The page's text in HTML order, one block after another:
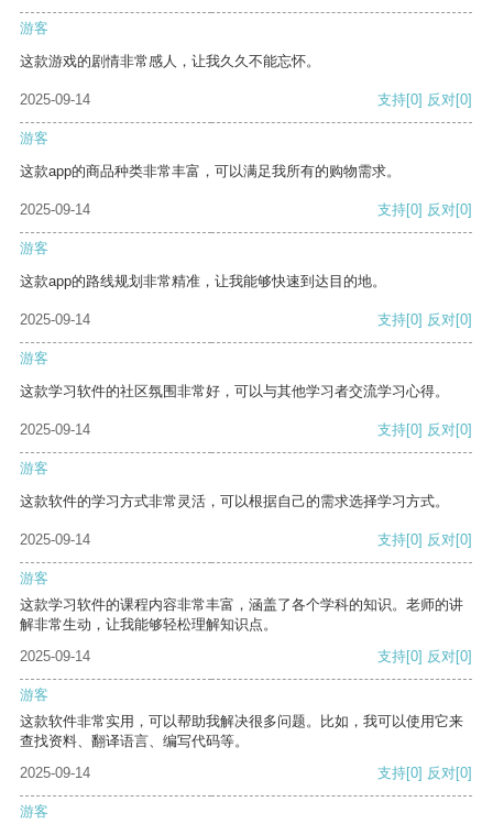
游客
这款游戏的剧情非常感人，让我久久不能忘怀。
2025-09-14 支持[0] 反对[0]
游客
这款app的商品种类非常丰富，可以满足我所有的购物需求。
2025-09-14 支持[0] 反对[0]
游客
这款app的路线规划非常精准，让我能够快速到达目的地。
2025-09-14 支持[0] 反对[0]
游客
这款学习软件的社区氛围非常好，可以与其他学习者交流学习心得。
2025-09-14 支持[0] 反对[0]
游客
这款软件的学习方式非常灵活，可以根据自己的需求选择学习方式。
2025-09-14 支持[0] 反对[0]
游客
这款学习软件的课程内容非常丰富，涵盖了各个学科的知识。老师的讲
解非常生动，让我能够轻松理解知识点。
2025-09-14
支持[0] 反对[0]
游客
这款软件非常实用，可以帮助我解决很多问题。比如，我可以使用它来
查找资料、翻译语言、编写代码等。
2025-09-14
支持[0] 反对[0]
游客